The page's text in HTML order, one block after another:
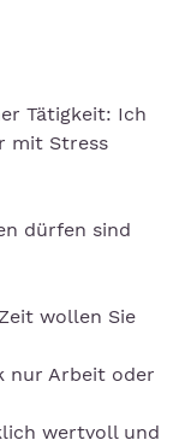
Tätigkeit: Ich
mit Stress
dürfen sind
wollen Sie
nur Arbeit oder
wertvoll und